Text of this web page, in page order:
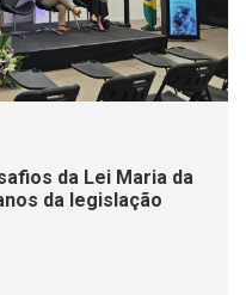
da Lei Maria da
da legislação